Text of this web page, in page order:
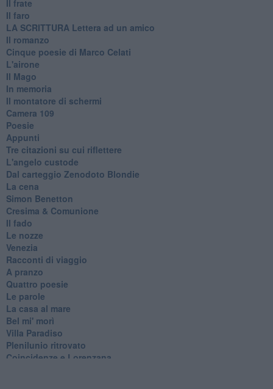
Il frate
Il faro
​LA SCRITTURA Lettera ad un amico
Il romanzo
Cinque poesie di Marco Celati
L'airone
Il Mago
In memoria
Il montatore di schermi
Camera 109
Poesie
Appunti
Tre citazioni su cui riflettere
L'angelo custode
Dal carteggio Zenodoto Blondie
La cena
Simon Benetton
Cresima & Comunione
Il fado
Le nozze
Venezia
Racconti di viaggio
A pranzo
Quattro poesie
Le parole
La casa al mare
Bel mi' morì
Villa Paradiso
Plenilunio ritrovato
Coincidenze e Lorenzana